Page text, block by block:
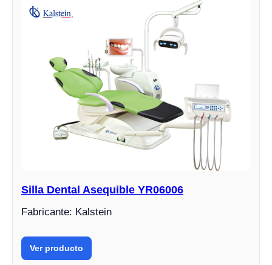
Silla Dental Asequible YR06006
Fabricante: Kalstein
Ver producto